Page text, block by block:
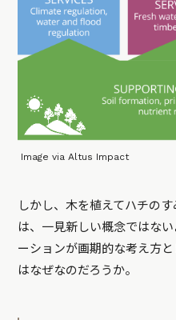
Image via Altus Impact
しかし、木を植えてハチの
は、一見新しい概念ではな
ーションが画期的な考え方
はなぜなのだろうか。